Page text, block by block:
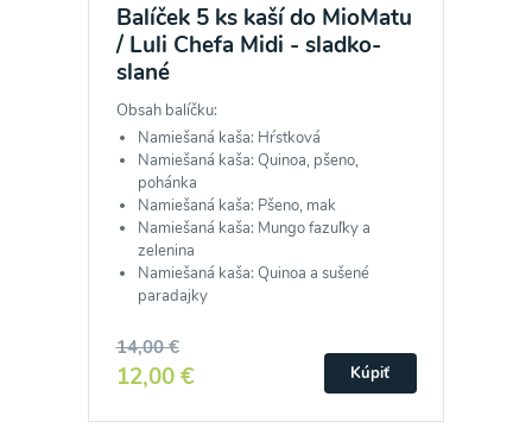
Balíček 5 ks kaší do MioMatu
/ Luli Chefa Midi - sladko-
slané
Obsah balíčku:
Namiešaná kaša: Hŕstková
Namiešaná kaša: Quinoa, pšeno,
pohánka
Namiešaná kaša: Pšeno, mak
Namiešaná kaša: Mungo fazuľky a
zelenina
Namiešaná kaša: Quinoa a sušené
paradajky
14,00 €
12,00 € Kúpiť